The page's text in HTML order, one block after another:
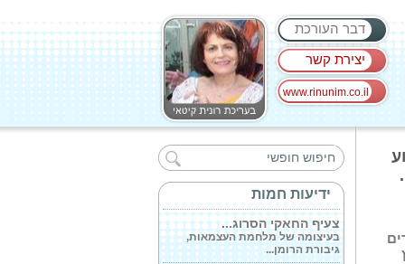
דבר העורכת
יצירת קשר
www.rinunim.co.il
ידיעות חמות
האקסום הצצה...
בעידן שבו הרפואה המותאמת
אישית הופכת...
צעיף החאקי הסרוג...
בעיצומה של מלחמת העצמאות,
גיבורת הרומן...